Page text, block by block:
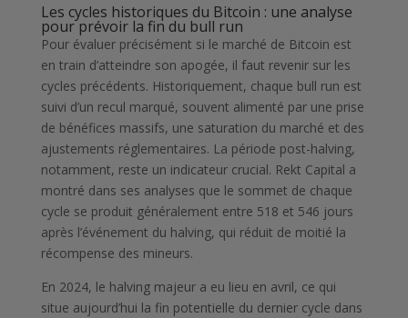
Les cycles historiques du Bitcoin : une analyse
pour prévoir la fin du bull run
Pour évaluer précisément si le marché de Bitcoin est
en train d’atteindre son apogée, il faut revenir sur les
cycles précédents. Historiquement, chaque bull run est
suivi d’un recul marqué, souvent alimenté par une prise
de bénéfices massifs, une saturation du marché et des
ajustements réglementaires. La période post-halving,
notamment, reste un indicateur crucial. Rekt Capital a
montré dans ses analyses que le sommet de chaque
cycle se produit généralement entre 518 et 546 jours
après l’événement du halving, qui réduit de moitié la
récompense des mineurs.
En 2024, le halving majeur a eu lieu en avril, ce qui
situe aujourd’hui la fin potentielle du dernier cycle dans